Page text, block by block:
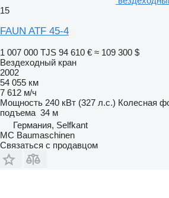
15
FAUN ATF 45-4
1 007 000 TJS 94 610 € ≈ 109 300 $
Вездеходный кран
2002
54 055 км
7 612 м/ч
Мощность 240 кВт (327 л.с.) Колесная
подъема 34 м
Германия, Selfkant
MC Baumaschinen
Связаться с продавцом